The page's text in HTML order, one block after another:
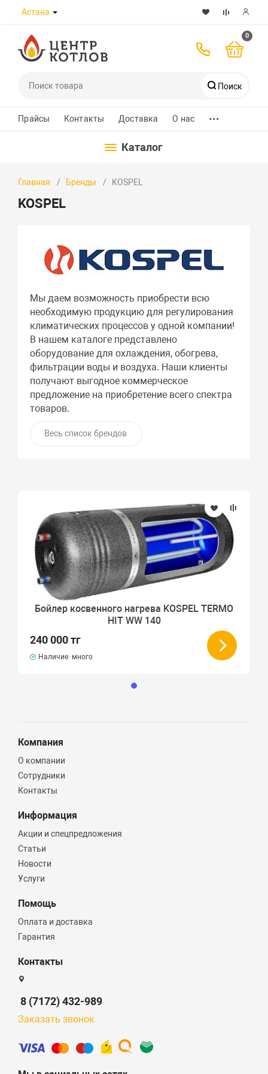
Астана
Поиск
Телефоны
+7 700 580 8223
Заказать звонок
0
Прайсы Контакты Доставка О нас ...
Каталог
Главная Бренды KOSPEL
KOSPEL
Мы даем возможность приобрести всю
необходимую продукцию для регулирования
климатических процессов у одной компании!
В нашем каталоге представлено
оборудование для охлаждения, обогрева,
фильтрации воды и воздуха. Наши клиенты
получают выгодное коммерческое
предложение на приобретение всего спектра
товаров.
Весь список брендов
Бойлер косвенного нагрева KOSPEL TERMO
HIT WW 140
240 000 тг
Наличие: много
Компания
О компании
Сотрудники
Контакты
Информация
Акции и спецпредложения
Статьи
Новости
Услуги
Помощь
Оплата и доставка
Гарантия
Контакты
8 (7172) 432-989
Заказать звонок